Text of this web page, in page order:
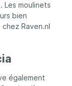
Les moulinets
bien
Raven.nl
également